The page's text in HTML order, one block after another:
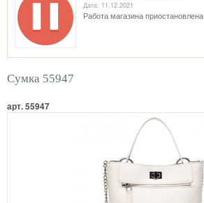
Дата: 11.12.2021
Работа магазина приостановлена
Сумка 55947
арт. 55947